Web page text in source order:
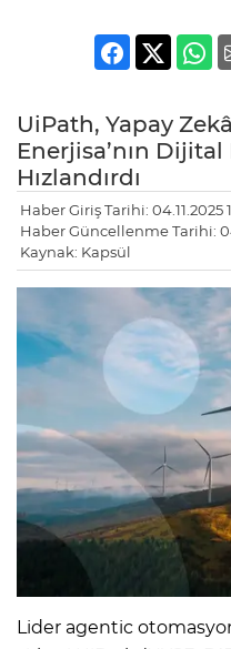
UiPath, Yapay
Enerjisa’nın
Hızlandırdı
Haber Giriş Tarihi: 04.11.2025
Haber Güncellenme Tarihi:
Kaynak: Kapsül
Lider agentic